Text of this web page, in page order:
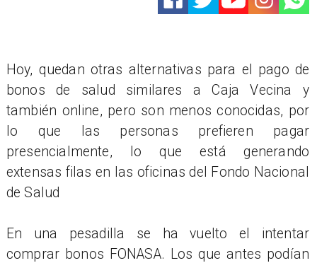
Hoy, quedan otras alternativas para el pago de
bonos de salud similares a Caja Vecina y
también online, pero son menos conocidas, por
lo que las personas prefieren pagar
presencialmente, lo que está generando
extensas filas en las oficinas del Fondo Nacional
de Salud
En una pesadilla se ha vuelto el intentar
comprar bonos FONASA. Los que antes podían